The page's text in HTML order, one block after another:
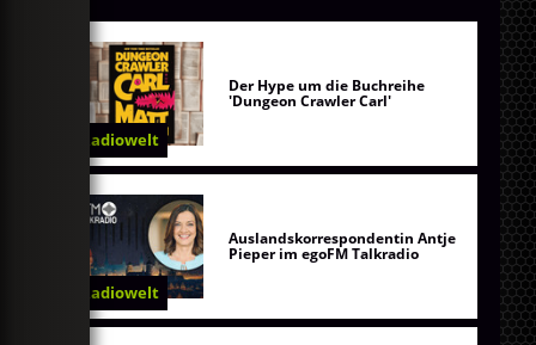
Radiowelt
Der Hype um die Buchreihe
'Dungeon Crawler Carl'
Radiowelt
Auslandskorrespondentin Antje
Pieper im egoFM Talkradio